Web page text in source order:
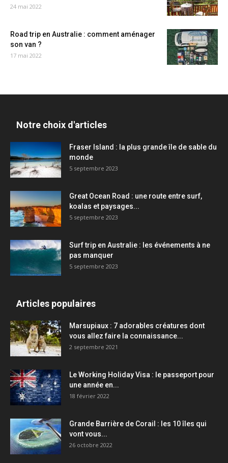
24 mai 2022
Road trip en Australie : comment aménager
son van ?
17 mai 2022
Notre choix d'articles
Fraser Island : la plus grande île de sable du
monde
5 septembre 2023
Great Ocean Road : une route entre surf,
koalas et paysages...
5 septembre 2023
Surf trip en Australie : les événements à ne
pas manquer
5 septembre 2023
Articles populaires
Marsupiaux : 7 adorables créatures dont
vous allez faire la connaissance...
2 septembre 2021
Le Working Holiday Visa : le passeport pour
une année en...
18 février 2022
Grande Barrière de Corail : les 10 îles qui
vont vous...
26 octobre 2022